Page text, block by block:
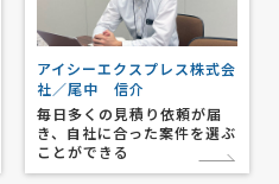
アイシーエクスプレス株式会
社／尾中 信介
毎日多くの見積り依頼が届
き、自社に合った案件を選ぶ
ことができる